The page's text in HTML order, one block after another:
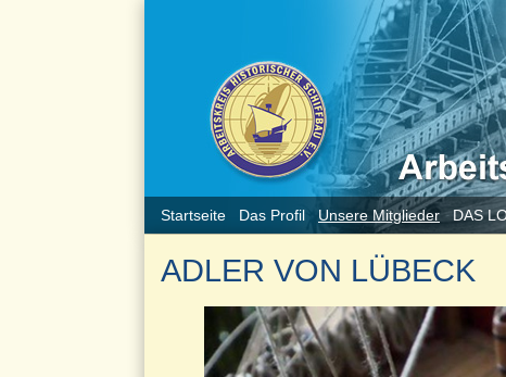
Startseite Das Profil Unsere Mitglieder DAS
ADLER VON LÜBECK